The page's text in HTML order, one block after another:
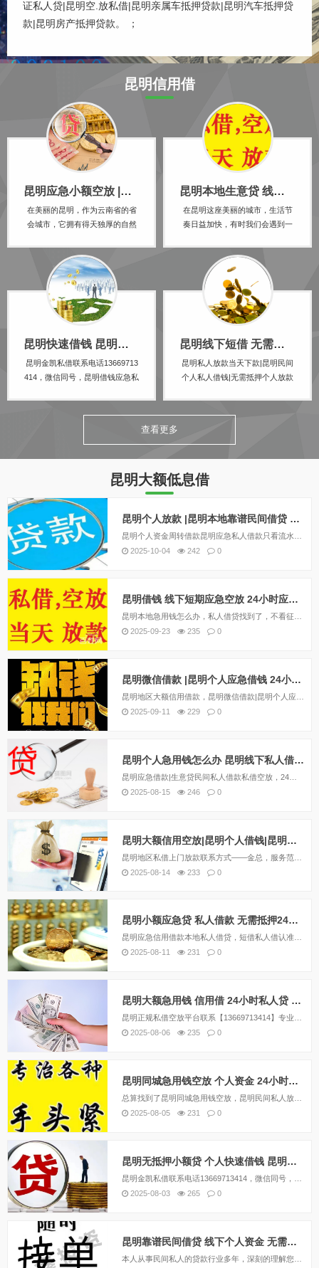
证私人贷|昆明空.放私借|昆明亲属车抵押贷款|昆明汽车抵押贷
款|昆明房产抵押贷款。 ；
昆明信用借
昆明应急小额空放 |昆明线下急用钱私人借 无需任何抵押
在美丽的昆明，作为云南省的省
会城市，它拥有得天独厚的自然
客的目光。然而，在这座城市的
背后，也有一部分人正面临着资
金短缺的困境。他们急需用钱，
却因为种种原因无法从正规金融
机构获得贷款，于是转向了民间
借贷市场。本文将...
昆明本地生意贷 线下空放 可随借随还 私人贷好下款
在昆明这座美丽的城市，生活节
奏日益加快，有时我们会遇到一
解决。此时，传统的贷款方式往
往因为繁琐的手续和漫长的等待
时间而无法满足我们的需求。幸
运的是，昆明现在有一种全新的
借款方式——24小时私人借钱服
务，昆明本地生...
昆明快速借钱 昆明线下私借空放 个人资金应急下款
昆明金凯私借联系电话13669713
414，微信同号，昆明借钱应急私
昆明线下短借 无需抵押 快速个人放款 24小时急用钱
昆明私人放款当天下款|昆明民间
个人私人借钱|无需抵押个人放款
查看更多
昆明大额低息借
昆明个人放款 |昆明本地靠谱民间借贷 个人一手资金24小时下款
2025-10-04
242 0
昆明借钱 线下短期应急空放 24小时应急借钱
2025-09-23
235 0
昆明微信借款 |昆明个人应急借钱 24小时快速借款当天拿钱
2025-09-11
229 0
昆明个人急用钱怎么办 昆明线下私人借款找到了 当天拿钱
2025-08-15
246 0
昆明大额信用空放|昆明个人借钱|昆明无需抵押好下款
2025-08-14
233 0
昆明小额应急贷 私人借款 无需抵押24小时快速借钱
2025-08-11
231 0
昆明大额急用钱 信用借 24小时私人贷 空放 个人应急资金周转
2025-08-06
235 0
昆明同城急用钱空放 个人资金 24小时快速拿钱 无需任何抵押
2025-08-05
231 0
昆明无抵押小额贷 个人快速借钱 昆明短期空放 保证下款
2025-08-03
265 0
昆明靠谱民间借贷 线下个人资金 无需任何抵押 工薪族可借